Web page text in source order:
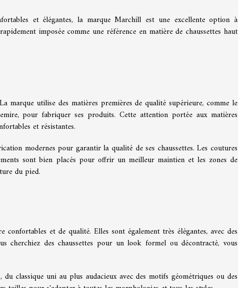
et élégantes, la marque Marchill est une excellente option à
imposée comme une référence en matière de chaussettes haut
marque utilise des matières premières de qualité supérieure, comme le
pour fabriquer ses produits. Cette attention portée aux matières
et résistantes.
modernes pour garantir la qualité de ses chaussettes. Les coutures
sont bien placés pour offrir un meilleur maintien et les zones de
du pied.
et de qualité. Elles sont également très élégantes, avec des
cherchiez des chaussettes pour un look formel ou décontracté, vous
classique uni au plus audacieux avec des motifs géométriques ou des